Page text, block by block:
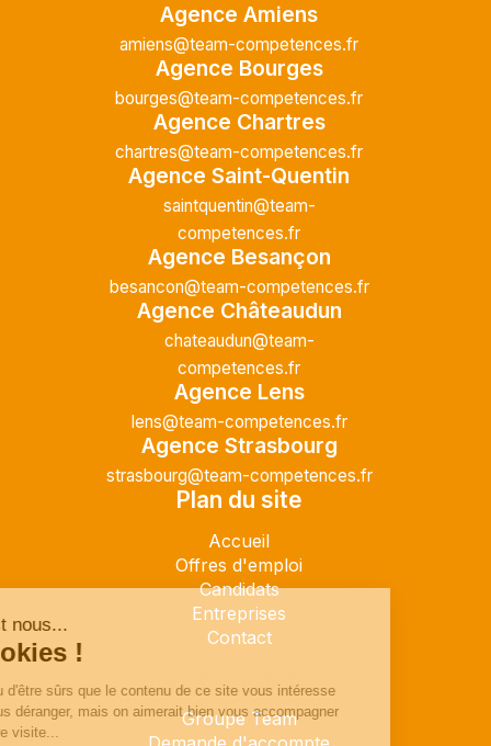
Agence Amiens
amiens@team-competences.fr
Agence Bourges
bourges@team-competences.fr
Agence Chartres
chartres@team-competences.fr
Agence Saint-Quentin
saintquentin@team-
competences.fr
Agence Besançon
besancon@team-competences.fr
Agence Châteaudun
chateaudun@team-
competences.fr
Agence Lens
lens@team-competences.fr
Agence Strasbourg
strasbourg@team-competences.fr
Plan du site
Accueil
Offres d'emploi
Candidats
Entreprises
Contact
Plan du site
Groupe Team